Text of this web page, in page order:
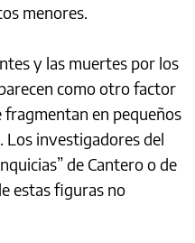
menores.
y las muertes por los
como otro factor
fragmentan en pequeños
Los investigadores del
de Cantero o de
estas figuras no